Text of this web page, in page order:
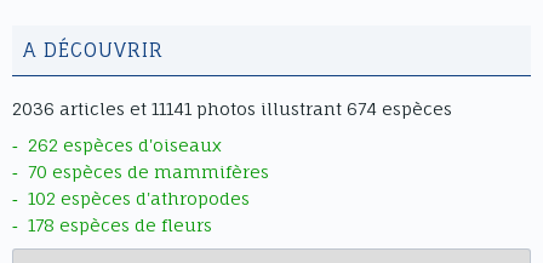
Mode")) span.innerText = "Mode
simple page"; if
(span.innerText.includes("Double
double page"; });
document.querySelectorAll(".df-
sidemenu-title div").forEach(el => {
A DÉCOUVRIR
2036 articles et 11141 photos illustrant 674 espèces
262 espèces d'oiseaux
70 espèces de mammifères
102 espèces d'athropodes
178 espèces de fleurs